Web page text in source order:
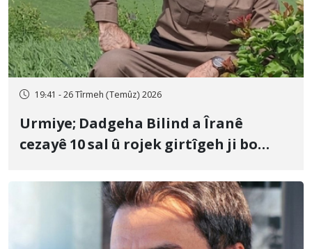
19:41 - 26 Tîrmeh (Temûz) 2026
Urmiye; Dadgeha Bilind a Îranê
cezayê 10 sal û rojek girtîgeh ji bo